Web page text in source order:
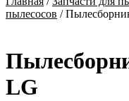
пылесосов /
LG